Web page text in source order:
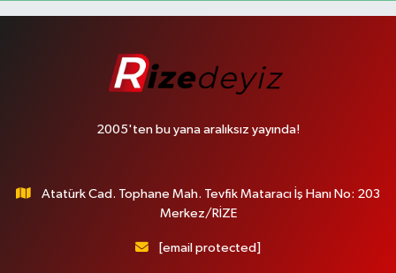
2005'ten bu yana aralıksız yayında!
Atatürk Cad. Tophane Mah. Tevfik Mataracı İş Hanı No: 203
Merkez/RİZE
[email protected]